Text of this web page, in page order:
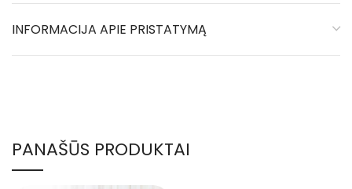
INFORMACIJA APIE PRISTATYMĄ
PANAŠŪS PRODUKTAI